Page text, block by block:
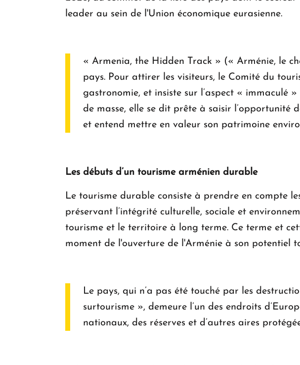
leader au sein de l'Union économique eurasienne.
« Armenia, the Hidden Track » (« Arménie, le
pays. Pour attirer les visiteurs, le Comité du
gastronomie, et insiste sur l’aspect « immaculé
de masse, elle se dit prête à saisir l’opportunité
et entend mettre en valeur son patrimoine
Les débuts d’un tourisme arménien durable
Le tourisme durable consiste à prendre en compte
préservant l’intégrité culturelle, sociale et
tourisme et le territoire à long terme. Ce terme et
moment de l'ouverture de l'Arménie à son potentiel
Le pays, qui n’a pas été touché par les
surtourisme », demeure l’un des endroits
nationaux, des réserves et d’autres aires